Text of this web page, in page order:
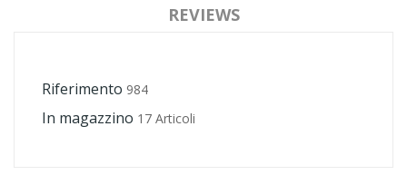
REVIEWS
Riferimento 984
In magazzino 17 Articoli